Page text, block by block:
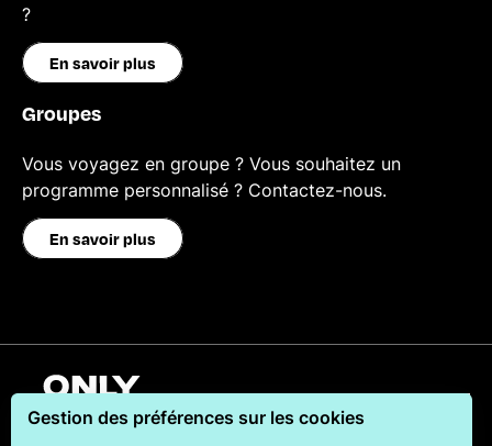
?
En savoir plus
Groupes
Vous voyagez en groupe ? Vous souhaitez un
programme personnalisé ? Contactez-nous.
En savoir plus
Français
Gestion des préférences sur les cookies